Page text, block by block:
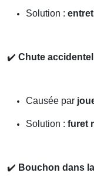
Solution :
✔️ Chute
Causée par
Solution : furet
✔️ Bouchon dans